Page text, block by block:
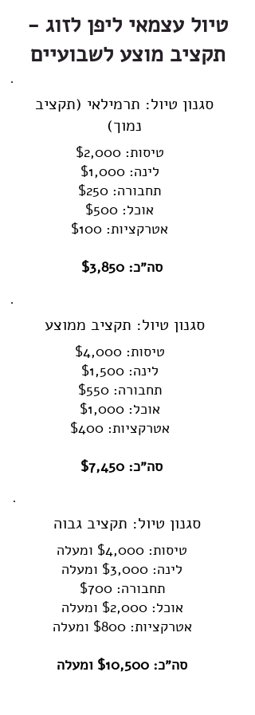
טיול עצמאי ליפן לזוג -
תקציב מוצע לשבועיים
סגנון טיול: תרמילאי (תקציב
נמוך)
טיסות: $2,000
לינה: $1,000
תחבורה: $250
אוכל: $500
אטרקציות: $100
סה״כ: $3,850
סגנון טיול: תקציב ממוצע
טיסות: $4,000
לינה: $1,500
תחבורה: $550
אוכל: $1,000
אטרקציות: $400
סה״כ: $7,450
סגנון טיול: תקציב גבוה
טיסות: $4,000 ומעלה
לינה: $3,000 ומעלה
תחבורה: $700
אוכל: $2,000 ומעלה
אטרקציות: $800 ומעלה
סה״כ: $10,500 ומעלה